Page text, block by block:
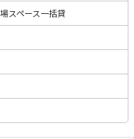
スペース一括貸